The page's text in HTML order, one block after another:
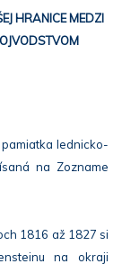
HRANICE MEDZI
lednicko-
na Zozname
1816 až 1827 si
na okraji